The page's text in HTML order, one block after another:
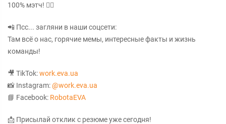
100% мэтч! ❤️‍🔥
📲 Псс... загляни в наши соцсети:
Там всё о нас, горячие мемы, интересные факты и жизнь
команды!
🎥 TikTok:work.eva.ua
📸 Instagram:@work.eva.ua
📘 Facebook: RobotaEVA
📩 Присылай отклик с резюме уже сегодня!